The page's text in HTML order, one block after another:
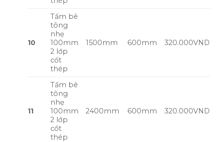
10
Tấm bê
tông
nhẹ
100mm
2 lớp
cốt
thép
1500mm 600mm 320.000VND
11
Tấm bê
tông
nhẹ
100mm
2 lớp
cốt
thép
2400mm 600mm 320.000VND